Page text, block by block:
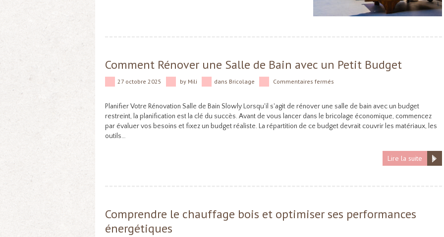
Comment Rénover une Salle de Bain avec un Petit Budget
27 octobre 2025 by Mili dans Bricolage Commentaires fermés
Planifier Votre Rénovation Salle de Bain Slowly Lorsqu'il s'agit de rénover une salle de bain avec un budget
restreint, la planification est la clé du succès. Avant de vous lancer dans le bricolage économique, commencez
par évaluer vos besoins et fixez un budget réaliste. La répartition de ce budget devrait couvrir les matériaux, les
outils…
Lire la suite
Comprendre le chauffage bois et optimiser ses performances
énergétiques